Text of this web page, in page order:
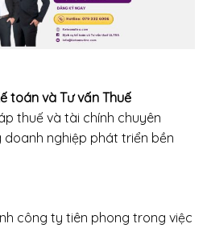
toán và Tư vấn Thuế
thuế và tài chính chuyên
doanh nghiệp phát triển bền
công ty tiên phong trong việc